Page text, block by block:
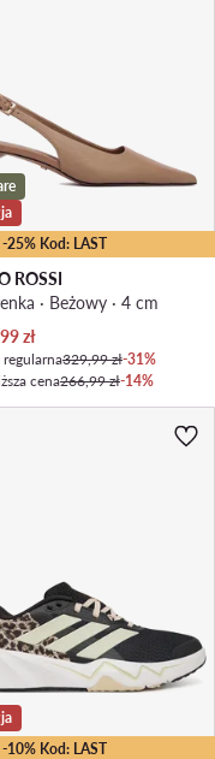
25% Kod: LAST
ROSSI
· Beżowy · 4 cm
cena
zł
regularna329,99 zł-31%
cena266,99 zł-14%
10% Kod: LAST